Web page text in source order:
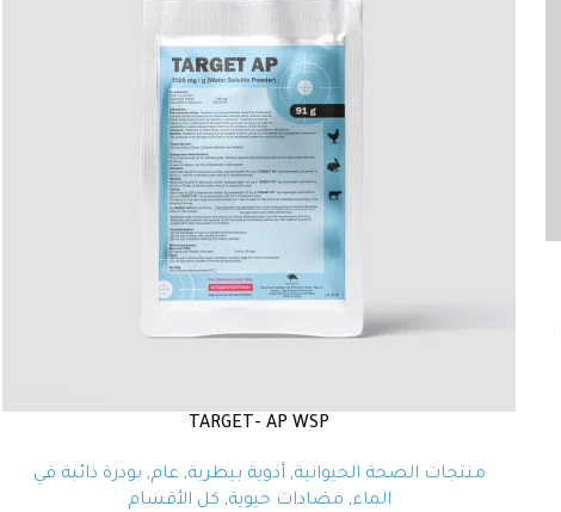
TARGET- AP WSP
منتجات الصحة الحيوانية, أدوية بيطرية, عام, بودرة ذائبة في
الماء, مضادات حيوية, كل الأقسام